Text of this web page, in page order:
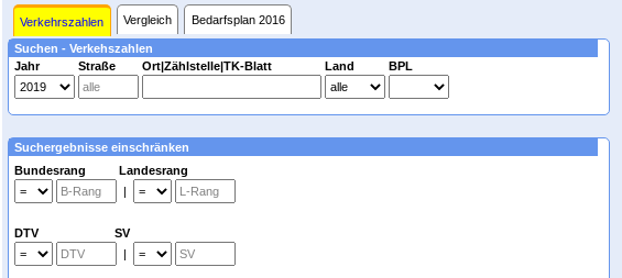
Verkehrszahlen Vergleich Bedarfsplan 2016
Suchen - Verkehszahlen
Jahr
Straße Ort|Zählstelle|TK-Blatt Land BPL
Suchergebnisse einschränken
Bundesrang Landesrang
|
DTV SV
|